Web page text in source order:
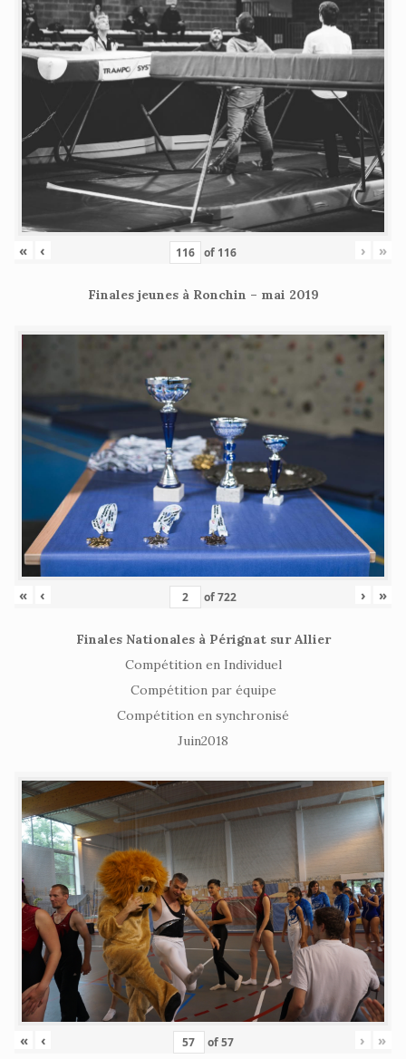
« ‹ of 116 › »
Finales jeunes à Ronchin – mai 2019
« ‹ of722 › »
Finales Nationales à Pérignat sur Allier
Compétition en Individuel
Compétition par équipe
Compétition en synchronisé
Juin2018
« ‹ of57 › »